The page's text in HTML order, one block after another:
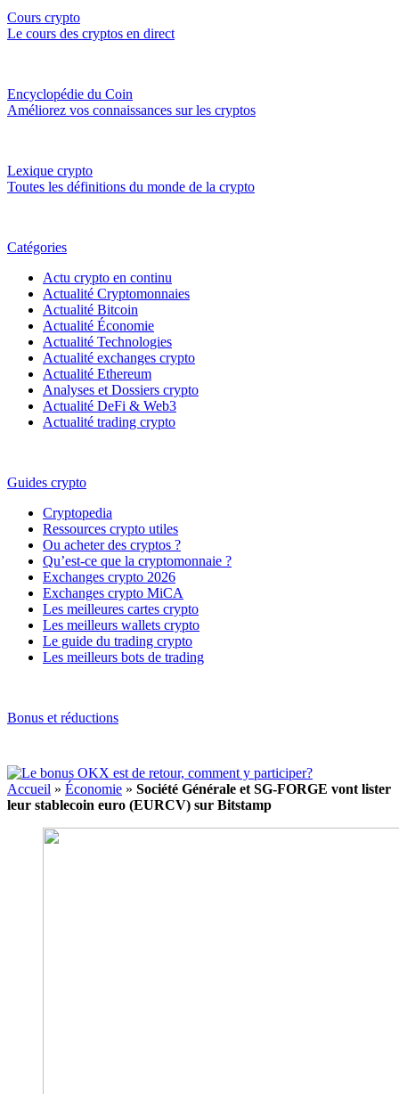
Cours crypto
Le cours des cryptos en direct
Encyclopédie du Coin
Améliorez vos connaissances sur les cryptos
Lexique crypto
Toutes les définitions du monde de la crypto
Catégories
Actu crypto en continu
Actualité Cryptomonnaies
Actualité Bitcoin
Actualité Économie
Actualité Technologies
Actualité exchanges crypto
Actualité Ethereum
Analyses et Dossiers crypto
Actualité DeFi & Web3
Actualité trading crypto
Guides crypto
Cryptopedia
Ressources crypto utiles
Ou acheter des cryptos ?
Qu’est-ce que la cryptomonnaie ?
Exchanges crypto 2026
Exchanges crypto MiCA
Les meilleures cartes crypto
Les meilleurs wallets crypto
Le guide du trading crypto
Les meilleurs bots de trading
Bonus et réductions
Accueil » Économie » Société Générale et SG-FORGE vont lister
leur stablecoin euro (EURCV) sur Bitstamp